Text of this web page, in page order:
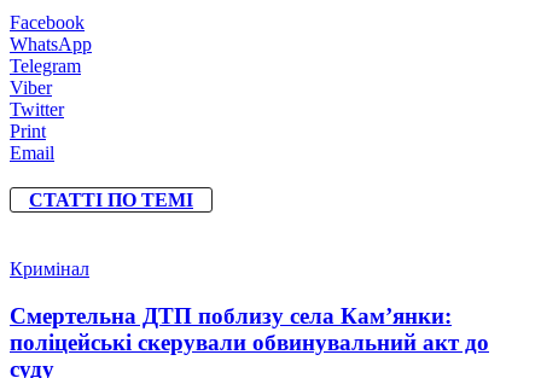
Facebook
WhatsApp
Telegram
Viber
Twitter
Print
Email
СТАТТІ ПО ТЕМІ
Кримінал
Смертельна ДТП поблизу села Кам’янки:
поліцейські скерували обвинувальний акт до
суду